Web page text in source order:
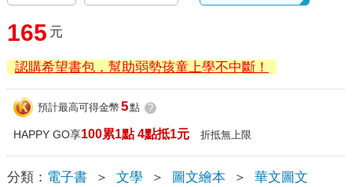
165 元
認購希望書包，幫助弱勢孩童上學不中斷！
預計最高可得金幣 5點 ?
HAPPY GO享100累1點 4點抵1元 折抵無上限
分類： 電子書 ＞ 文學 ＞ 圖文繪本 ＞ 華文圖文